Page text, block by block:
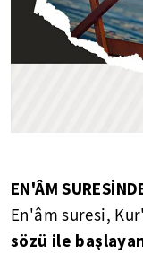
EN'ÂM
En'âm suresi,
sözü ile